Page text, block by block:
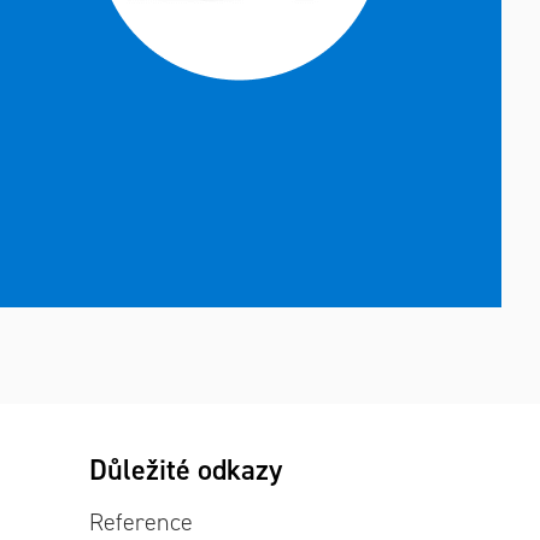
Důležité odkazy
Reference